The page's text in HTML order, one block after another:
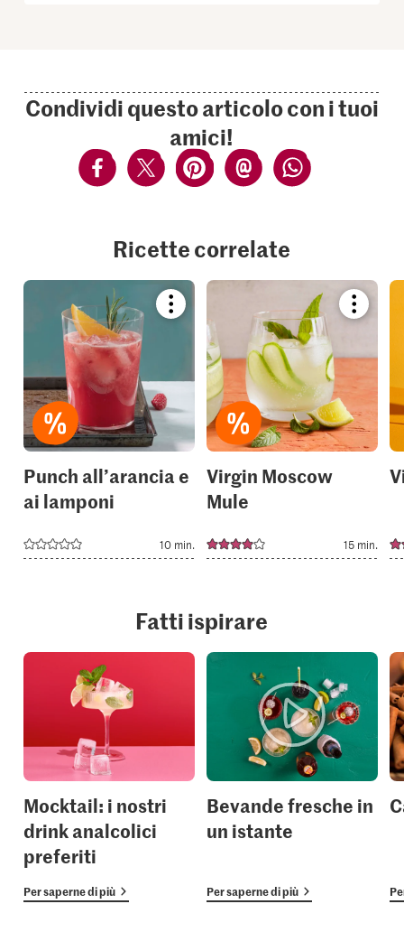
Condividi questo articolo con i tuoi
amici!
Ricette correlate
Bookmark
recipe
collections.
Punch all’arancia e
ai lamponi
10 min.
recipe
to
your
Virgin Moscow
Mule
15 min.
Fatti ispirare
Mocktail: i nostri
drink analcolici
preferiti
Per saperne di più
Bevande fresche in
un istante
Per saperne di più